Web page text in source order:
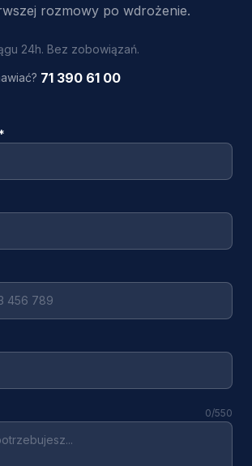
rozmowy po wdrożenie.
24h. Bez zobowiązań.
71 390 61 00
*
0/550